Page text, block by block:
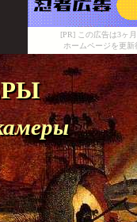
[PR] この広告は3ヶ
ホームページを更